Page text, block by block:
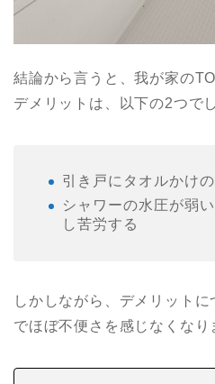
結論から言うと、我が家の
デメリットは、以下の2つで
引き戸にタオルかけ
シャワーの水圧が弱
し苦労する
しかしながら、デメリット
でほぼ不便さを感じなくなり